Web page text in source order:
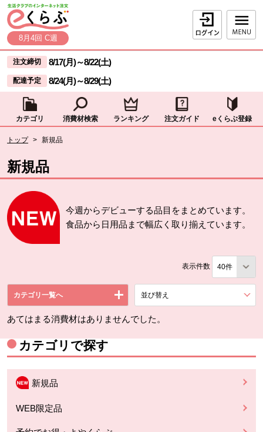
ページの先頭です。
本文へジャンプする。
8月4回 C週
ログイン
ここからサイト内共通メニューです。
サイト内共通メニューをスキップする
注文締切 8/17(月)～8/22(土)
配達予定 8/24(月)～8/29(土)
カテゴリ 消費材検索 ランキング 注文ガイド eくらぶ登録
トップ > 新規品
新規品
今週からデビューする品目をまとめています。
食品から日用品まで幅広く取り揃えています。
表示件数
カテゴリ一覧へ 並び替え
あてはまる消費材はありませんでした。
カテゴリで探す
新規品
WEB限定品